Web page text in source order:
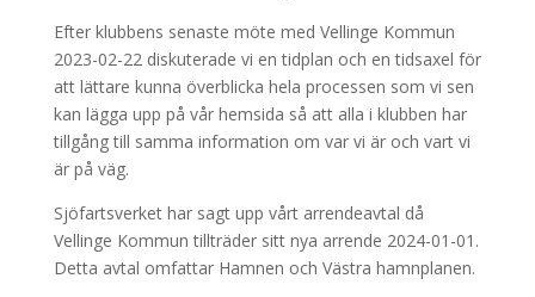
Efter klubbens senaste möte med Vellinge Kommun
2023-02-22 diskuterade vi en tidplan och en tidsaxel för
att lättare kunna överblicka hela processen som vi sen
kan lägga upp på vår hemsida så att alla i klubben har
tillgång till samma information om var vi är och vart vi
är på väg.
Sjöfartsverket har sagt upp vårt arrendeavtal då
Vellinge Kommun tillträder sitt nya arrende 2024-01-01.
Detta avtal omfattar Hamnen och Västra hamnplanen.